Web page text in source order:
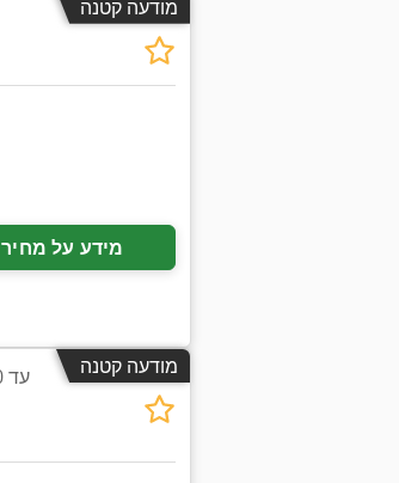
מודעה קטנה
מידע על מחיר
מודעה קטנה